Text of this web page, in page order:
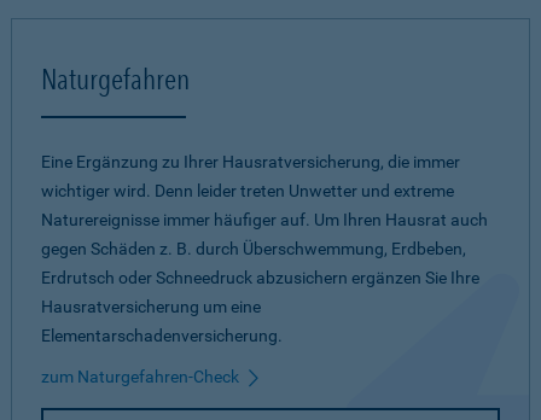
Naturgefahren
Eine Ergänzung zu Ihrer Hausratversicherung, die immer
wichtiger wird. Denn leider treten Unwetter und extreme
Naturereignisse immer häufiger auf. Um Ihren Hausrat auch
gegen Schäden z. B. durch Überschwemmung, Erdbeben,
Erdrutsch oder Schneedruck abzusichern ergänzen Sie Ihre
Hausratversicherung um eine
Elementarschadenversicherung.
zum Naturgefahren-Check